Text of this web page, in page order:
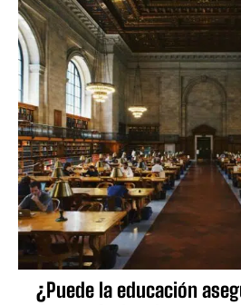
¿Puede la educación